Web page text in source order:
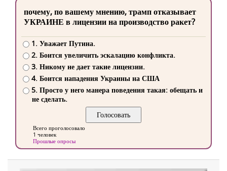
почему, по вашему мнению, трамп отказывает
УКРАИНЕ в лицензии на производство ракет?
1. Уважает Путина.
2. Боится увеличить эскалацию конфликта.
3. Никому не дает такие лицензии.
4. Боится нападения Украины на США
5. Просто у него манера поведения такая: обещать и
не сделать.
Всего проголосовало
1 человек
Прошлые опросы